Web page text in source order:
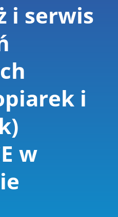
i serwis
i
w